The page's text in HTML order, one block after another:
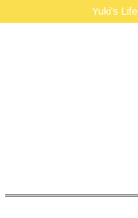
Yuki's LifeYuki's Life